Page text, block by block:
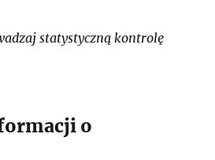
statystyczną kontrolę
o